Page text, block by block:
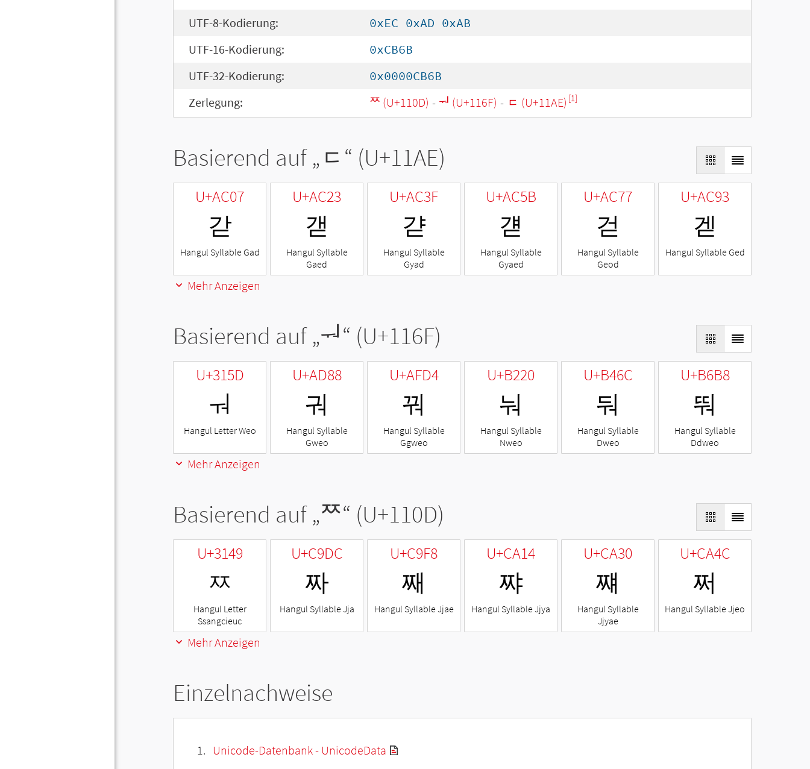
UTF-8-Kodierung:
0xEC 0xAD 0xAB
UTF-16-Kodierung:
0xCB6B
UTF-32-Kodierung:
0x0000CB6B
Zerlegung:
ᄍ (U+110D) - ᅯ (U+116F) - ᆮ (U+11AE) [1]
Basierend auf „ ᆮ “ (U+11AE)
U+AC07
갇
Hangul Syllable Gad
U+AC23
갣
Hangul Syllable
Gaed
U+AC3F
갿
Hangul Syllable
Gyad
U+AC5B
걛
Hangul Syllable
Gyaed
U+AC77
걷
Hangul Syllable
Geod
U+AC93
겓
Hangul Syllable Ged
Mehr Anzeigen
Basierend auf „ᅯ“ (U+116F)
U+315D
ㅝ
Hangul Letter Weo
U+AD88
궈
Hangul Syllable
Gweo
U+AFD4
꿔
Hangul Syllable
Ggweo
U+B220
눠
Hangul Syllable
Nweo
U+B46C
둬
Hangul Syllable
Dweo
U+B6B8
뚸
Hangul Syllable
Ddweo
Mehr Anzeigen
Basierend auf „ᄍ“ (U+110D)
U+3149
ㅉ
Hangul Letter
Ssangcieuc
U+C9DC
짜
Hangul Syllable Jja
U+C9F8
째
Hangul Syllable Jjae
U+CA14
쨔
Hangul Syllable Jjya
U+CA30
쨰
Hangul Syllable
Jjyae
U+CA4C
쩌
Hangul Syllable Jjeo
Mehr Anzeigen
Einzelnachweise
Unicode-Datenbank - UnicodeData